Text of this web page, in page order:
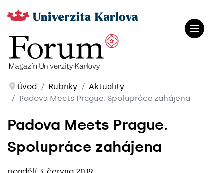
Úvod Rubriky
Aktuality
Padova Meets Prague. Spolupráce zahájena
Padova Meets Prague.
Spolupráce zahájena